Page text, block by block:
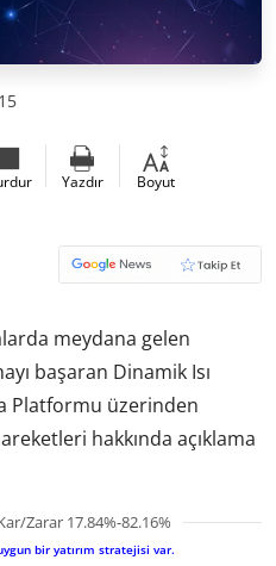
Yazdır Boyut
meydana gelen
başaran Dinamik Isı
Platformu üzerinden
hakkında açıklama
Zarar 17.84%-82.16%
bir yatırım stratejisi var.